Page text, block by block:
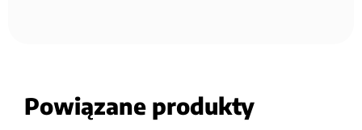
Powiązane produkty